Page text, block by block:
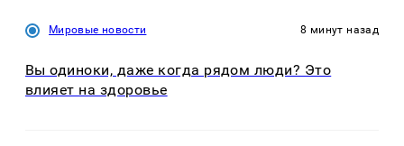
Мировые новости 8 минут назад
Вы одиноки, даже когда рядом люди? Это
влияет на здоровье